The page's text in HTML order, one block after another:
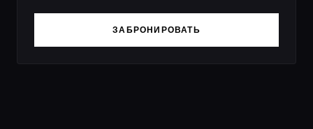
ЗАБРОНИРОВАТЬ